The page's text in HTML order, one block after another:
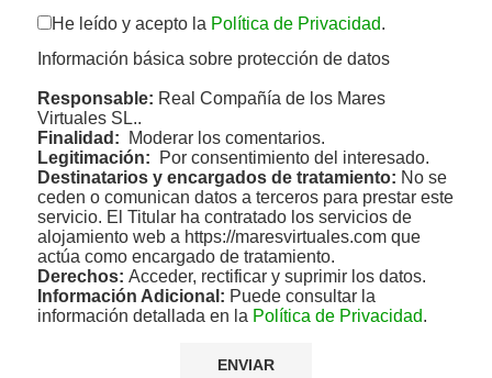
He leído y acepto la Política de Privacidad.
Información básica sobre protección de datos
Responsable: Real Compañía de los Mares
Virtuales SL..
Finalidad: Moderar los comentarios.
Legitimación: Por consentimiento del interesado.
Destinatarios y encargados de tratamiento: No se
ceden o comunican datos a terceros para prestar este
servicio. El Titular ha contratado los servicios de
alojamiento web a https://maresvirtuales.com que
actúa como encargado de tratamiento.
Derechos: Acceder, rectificar y suprimir los datos.
Información Adicional: Puede consultar la
información detallada en la Política de Privacidad.